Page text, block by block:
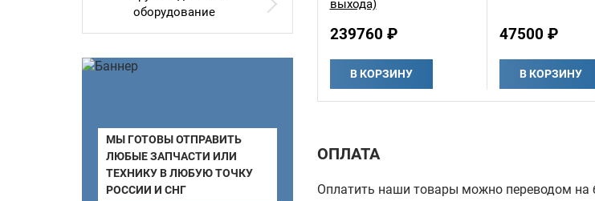
выхода)
239760 ₽
В КОРЗИНУ
47500 ₽
В КОРЗИНУ
ОПЛАТА
Оплатить наши товары можно переводом на
оборудование
МЫ ГОТОВЫ ОТПРАВИТЬ
ЛЮБЫЕ ЗАПЧАСТИ ИЛИ
ТЕХНИКУ В ЛЮБУЮ ТОЧКУ
РОССИИ И СНГ